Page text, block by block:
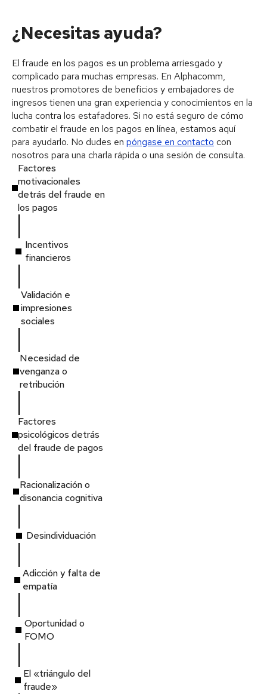
¿Necesitas ayuda?
El fraude en los pagos es un problema arriesgado y
complicado para muchas empresas. En Alphacomm,
nuestros promotores de beneficios y embajadores de
ingresos tienen una gran experiencia y conocimientos en la
lucha contra los estafadores. Si no está seguro de cómo
combatir el fraude en los pagos en línea, estamos aquí
para ayudarlo. No dudes en póngase en contacto con
nosotros para una charla rápida o una sesión de consulta.
Factores
motivacionales
detrás del fraude en
los pagos
Incentivos
financieros
Validación e
impresiones
sociales
Necesidad de
venganza o
retribución
Factores
psicológicos detrás
del fraude de pagos
Racionalización o
disonancia cognitiva
Desindividuación
Adicción y falta de
empatía
Oportunidad o
FOMO
El «triángulo del
fraude»